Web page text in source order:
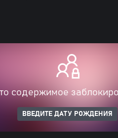
содержимое
ВВЕДИТЕ ДАТУ РОЖДЕНИЯ